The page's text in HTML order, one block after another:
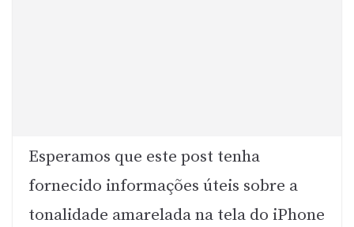
Esperamos que este post tenha
fornecido informações úteis sobre a
tonalidade amarelada na tela do iPhone